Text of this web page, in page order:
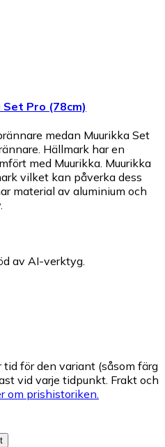
Set Pro (78cm)
medan Muurikka Set
Hällmark har en
med Muurikka. Muurikka
vilket kan påverka dess
material av aluminium och
av AI-verktyg.
för den variant (såsom färg
vid varje tidpunkt. Frakt och
om prishistoriken.